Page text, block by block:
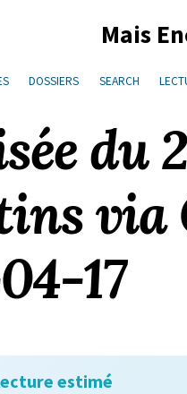
Mais
DOSSIERS SEARCH
du
via
17
estimé